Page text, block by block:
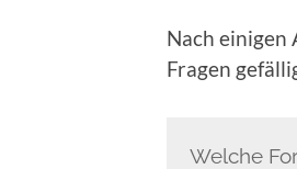
Nach einigen
Fragen
Welche